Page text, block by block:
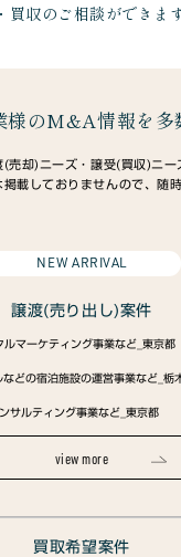
買収のご相談ができます
様のM&A情報を多
売却)ニーズ・譲受(買収)ニー
載しておりませんので、随
NEW ARRIVAL
譲渡(売り出し)案件
ルマーケティング事業など_東京都
などの宿泊施設の運営事業など_栃
サルティング事業など_東京都
view more
買取希望案件